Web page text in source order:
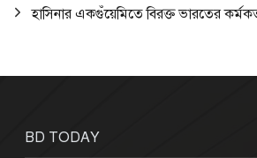
হাসিনার একগুঁয়েমিতে বিরক্ত ভারতের
BD TODAY